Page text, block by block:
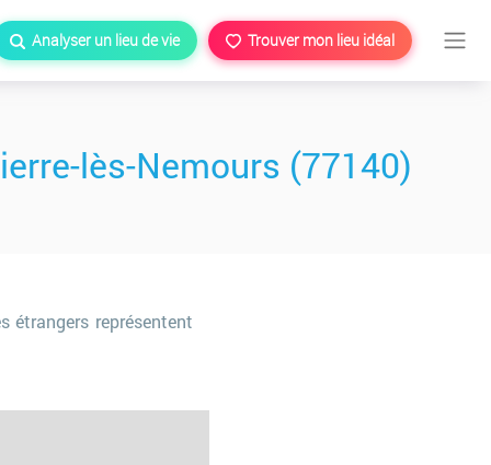
Analyser un lieu de vie Trouver mon lieu idéal
lès-Nemours (77140)
étrangers représentent